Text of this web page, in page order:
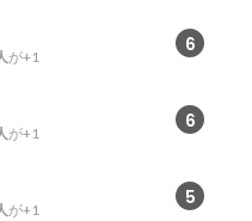
6
が+1
6
が+1
5
が+1